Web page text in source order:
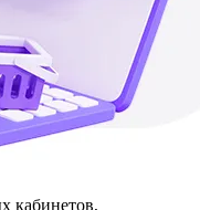
кабинетов,